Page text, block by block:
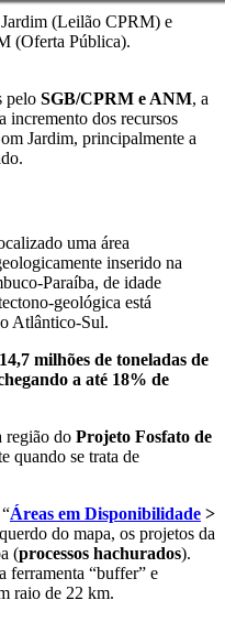
(Leilão CPRM) e
(Oferta Pública).
pelo SGB/CPRM e ANM, a
incremento dos recursos
Jardim, principalmente a
uma área
inserido na
Paraíba, de idade
geológica está
Atlântico-Sul.
milhões de toneladas de
a até 18% de
região do Projeto Fosfato de
quando se trata de
Áreas em Disponibilidade >
do mapa, os projetos da
(processos hachurados).
ferramenta “buffer” e
raio de 22 km.